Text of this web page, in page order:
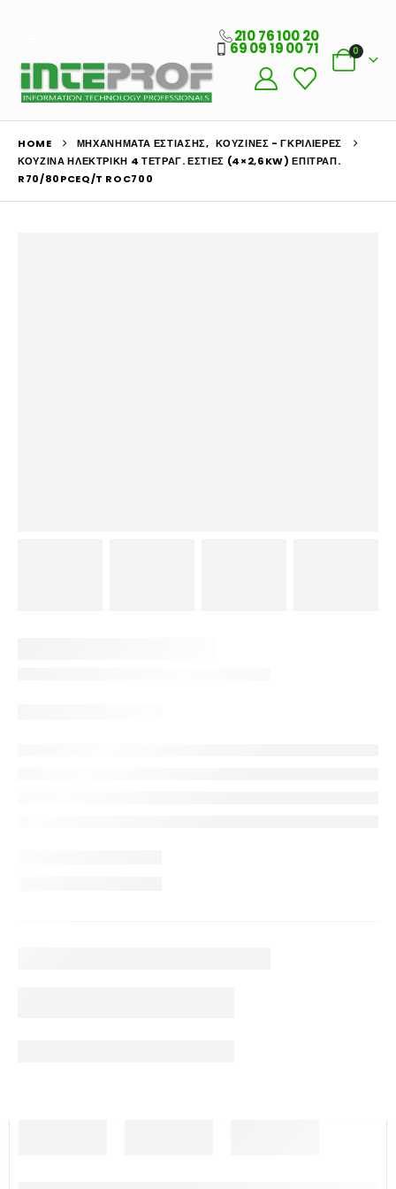
210 76 100 20
69 09 19 00 71 0
HOME ΜΗΧΑΝΉΜΑΤΑ ΕΣΤΊΑΣΗΣ, ΚΟΥΖΊΝΕΣ - ΓΚΡΙΛΙΈΡΕΣ
ΚΟΥΖΊΝΑ ΗΛΕΚΤΡΙΚΉ 4 ΤΕΤΡΑΓ. ΕΣΤΊΕΣ (4×2,6KW) ΕΠΙΤΡΑΠ.
R70/80PCEQ/T ROC700